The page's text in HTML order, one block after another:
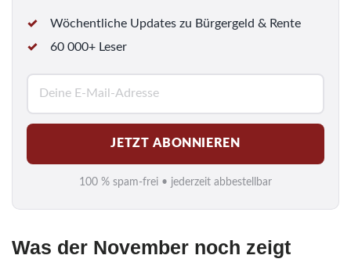
Wöchentliche Updates zu Bürgergeld & Rente
60 000+ Leser
M
a
i
l
*
JETZT ABONNIEREN
100 % spam-frei • jederzeit abbestellbar
Was der November noch zeigt